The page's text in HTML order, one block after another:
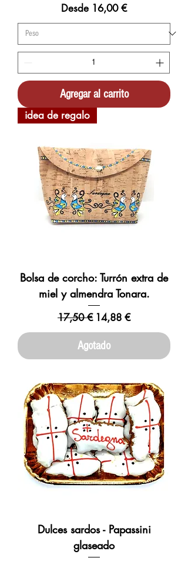
Desde 16,00 €
Precio de oferta
Agregar al carrito
idea de regalo
Bolsa de corcho: Turrón extra de
miel y almendra Tonara.
Precio
17,50 € Precio de oferta
14,88 €
Agotado
Dulces sardos - Papassini
glaseado